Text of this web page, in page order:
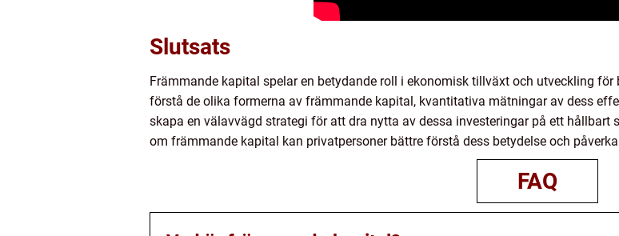
Slutsats
Främmande kapital spelar en betydande roll i ekonomisk tillväxt och utveckling
förstå de olika formerna av främmande kapital, kvantitativa mätningar av dess
skapa en välavvägd strategi för att dra nytta av dessa investeringar på ett hållbart
om främmande kapital kan privatpersoner bättre förstå dess betydelse och
FAQ